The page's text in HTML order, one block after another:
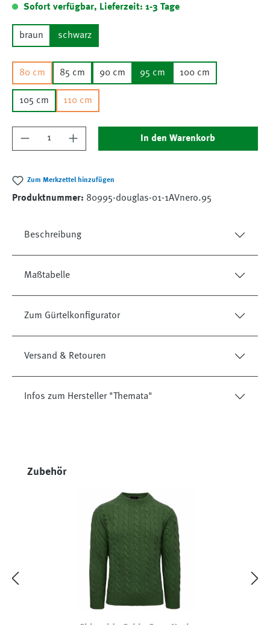
Sofort verfügbar, Lieferzeit: 1-3 Tage
braun schwarz
80 cm 85 cm 90 cm 95 cm 100 cm
105 cm 110 cm
Produkt Anzahl: Gib den gewünschten Wert
In den Warenkorb
Zum Merkzettel hinzufügen
Produktnummer: 80995-douglas-01-1AVnero.95
Beschreibung
Maßtabelle
Zum Gürtelkonfigurator
Versand & Retouren
Infos zum Hersteller "Themata"
Produktgalerie überspringen
Zubehör